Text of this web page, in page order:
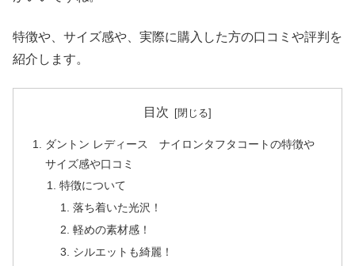
特徴や、サイズ感や、実際に購入した方の口コミや評判を
紹介します。
目次
ダントン レディース ナイロンタフタコートの特徴や
サイズ感や口コミ
特徴について
落ち着いた光沢！
軽めの素材感！
シルエットも綺麗！